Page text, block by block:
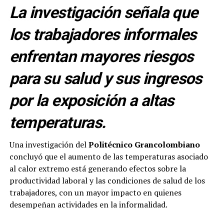
La investigación señala que
los trabajadores informales
enfrentan mayores riesgos
para su salud y sus ingresos
por la exposición a altas
temperaturas.
Una investigación delPolitécnico Grancolombiano
concluyó que el aumento de las temperaturas asociado
al calor extremo está generando efectos sobre la
productividad laboral y las condiciones de salud de los
trabajadores, con un mayor impacto en quienes
desempeñan actividades en la informalidad.